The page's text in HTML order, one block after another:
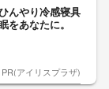
んやり冷感寝具
をあなたに。
PR(アイリスプラザ)